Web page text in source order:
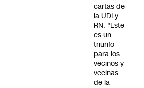
cartas de
la UDI y
RN. "Este
es un
triunfo
para los
vecinos y
vecinas
de la